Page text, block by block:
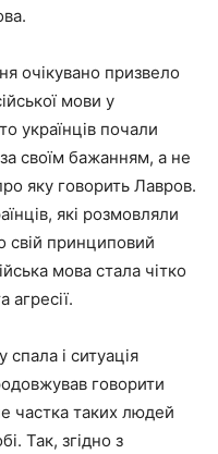
очікувано призвело
мови у
українців почали
своїм бажанням, а не
яку говорить Лавров.
які розмовляли
свій принциповий
мова стала чітко
агресії.
спала і ситуація
говорити
частка таких людей
Так, згідно з